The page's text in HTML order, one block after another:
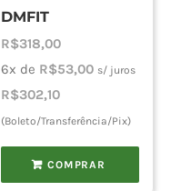
DMFIT
R$318,00
6x de R$53,00 s/ juros
R$302,10
(Boleto/Transferência/Pix)
COMPRAR